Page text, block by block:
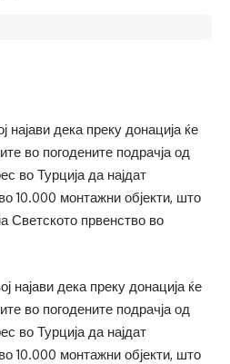
најави дека преку донација ќе
во погодените подрачја од
во Турција да најдат
10.000 монтажни објекти, што
Светското првенство во
најави дека преку донација ќе
во погодените подрачја од
во Турција да најдат
10.000 монтажни објекти, што